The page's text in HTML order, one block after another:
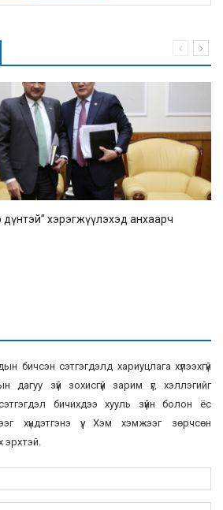
дүнтэй” хэрэгжүүлэхэд анхаарч
бичсэн сэтгэгдэлд хариуцлага хүлээхгүй
зүй зохисгүй зарим үг, хэллэгийг
бичихдээ хууль зүйн болон ёс
хүндэтгэнэ үү. Хэм хэмжээг зөрчсөн
эрхтэй.